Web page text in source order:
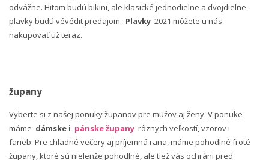
odvážne. Hitom budú bikini, ale klasické jednodielne a dvojdielne
plavky budú vévédit predajom. Plavky 2021 môžete u nás
nakupovať už teraz.
župany
Vyberte si z našej ponuky županov pre mužov aj ženy. V ponuke
máme dámske i pánske župany rôznych veľkostí, vzorov i
farieb. Pre chladné večery aj príjemná rana, máme pohodlné froté
župany, ktoré sú nielenže pohodlné, ale tiež vás ochráni pred